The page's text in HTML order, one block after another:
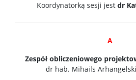
Koordynatorką sesji jest dr
A
Zespół obliczeniowego
dr hab. Mihails